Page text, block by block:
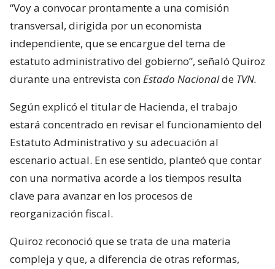
“Voy a convocar prontamente a una comisión
transversal, dirigida por un economista
independiente, que se encargue del tema de
estatuto administrativo del gobierno”, señaló Quiroz
durante una entrevista conEstado Nacionalde TVN.
Según explicó el titular de Hacienda, el trabajo
estará concentrado en revisar el funcionamiento del
Estatuto Administrativo y su adecuación al
escenario actual. En ese sentido, planteó que contar
con una normativa acorde a los tiempos resulta
clave para avanzar en los procesos de
reorganización fiscal.
Quiroz reconoció que se trata de una materia
compleja y que, a diferencia de otras reformas,